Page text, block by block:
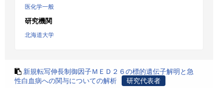
医化学一般
研究機関
北海道大学
新規転写伸長制御因子ＭＥＤ２６の標的遺伝子解明と急
性白血病への関与についての解析
研究代表者